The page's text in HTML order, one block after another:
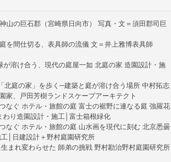
山の巨石郡（宮崎県日向市） 写真・文＝須田郡司巨
を間仕切る、表具師の流儀 文＝井上雅博表具師
が溶け合う、現代の庭屋一如 北庭の家 造園設計・施
北庭の家」を歩く─建築と庭が溶け合う場所 中村拓志
家、戸田芳樹ランドスケープアーキテクト
ぐ ホテル・旅館の庭 富士の裾野に連なる庭 強羅花
わり造園設計・施工│富士箱根緑化
ぐ ホテル・旅館の庭 山水画を現代に刻む 北京悉曇
│日建設計＋野村庭園研究所
まれ変わらせた 師弟の挑戦 野村勘治野村庭園研究所